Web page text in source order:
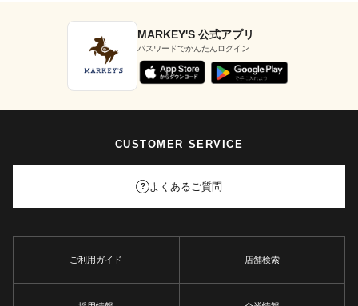
MARKEY'S 公式アプリ
パスワードでかんたんログイン
CUSTOMER SERVICE
? よくあるご質問
ご利用ガイド 店舗検索